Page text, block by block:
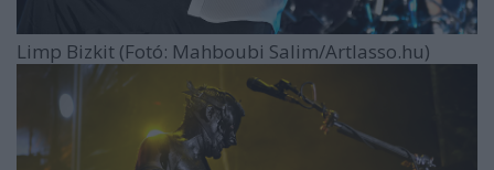
Limp Bizkit (Fotó: Mahboubi Salim/Artlasso.hu)